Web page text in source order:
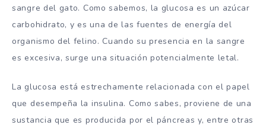
sangre del gato. Como sabemos, la glucosa es un azúcar
carbohidrato, y es una de las fuentes de energía del
organismo del felino. Cuando su presencia en la sangre
es excesiva, surge una situación potencialmente letal.
La glucosa está estrechamente relacionada con el papel
que desempeña la insulina. Como sabes, proviene de una
sustancia que es producida por el páncreas y, entre otras